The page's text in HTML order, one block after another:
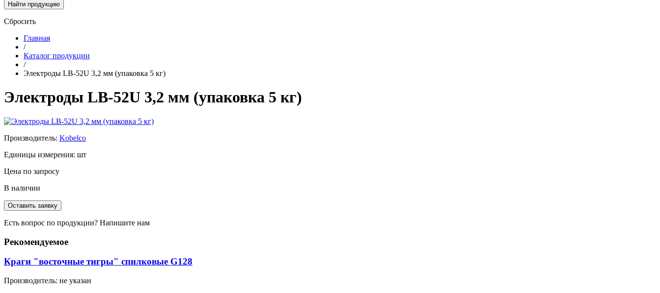
Найти продукцию
Сбросить
Главная
/
Каталог продукции
/
Электроды LB-52U 3,2 мм (упаковка 5 кг)
Электроды LB-52U 3,2 мм (упаковка 5 кг)
Производитель: Kobelco
Единицы измерения: шт
Цена по запросу
В наличии
Оставить заявку
Есть вопрос по продукции? Напишите нам
Рекомендуемое
Краги "восточные тигры" спилковые G128
Производитель: не указан